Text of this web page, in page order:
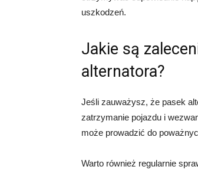
uszkodzeń.
Jakie są
alternatora?
Jeśli zauważysz, że pasek
zatrzymanie pojazdu i
może prowadzić do
Warto również regularnie